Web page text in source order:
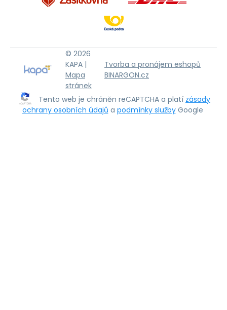
© 2026
KAPA |
Mapa
stránek
Tvorba a pronájem eshopů
BINARGON.cz
Tento web je chráněn reCAPTCHA a platí zásady
ochrany osobních údajů a podmínky služby Google